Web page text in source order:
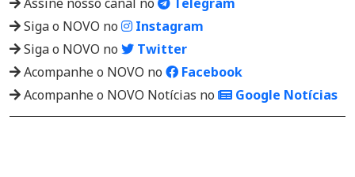
Siga o NOVO no
Instagram
Siga o NOVO no
Twitter
Acompanhe o NOVO no
Facebook
Acompanhe o NOVO Notícias no
Google Notícias